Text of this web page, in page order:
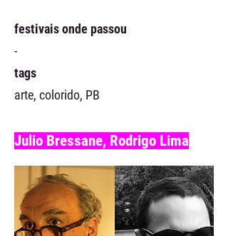
festivais onde passou
-
tags
arte, colorido, PB
Julio Bressane, Rodrigo Lima